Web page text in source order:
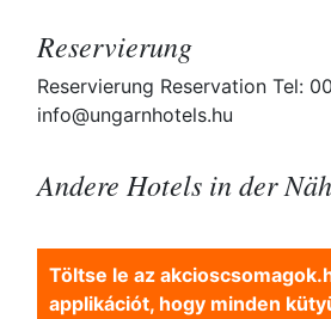
Reservierung
Reservierung Reservation Tel:
info@ungarnhotels.hu
Andere Hotels in der
Töltse le az
applikációt, hogy minden